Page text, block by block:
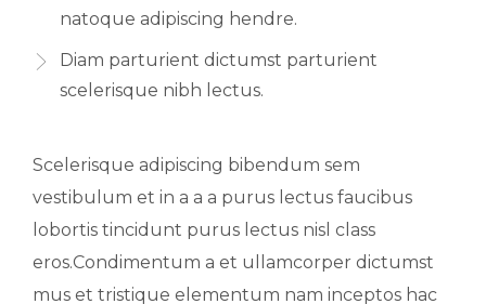
natoque adipiscing hendre.
Diam parturient dictumst parturient
scelerisque nibh lectus.
Scelerisque adipiscing bibendum sem
vestibulum et in a a a purus lectus faucibus
lobortis tincidunt purus lectus nisl class
eros.Condimentum a et ullamcorper dictumst
mus et tristique elementum nam inceptos hac